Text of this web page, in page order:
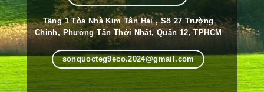
Tầng 1 Tòa Nhà Kim Tân Hải , Số 27 Trường
Chinh, Phường Tân Thới Nhất, Quận 12, TPHCM
sonquocteg9eco.2024@gmail.com